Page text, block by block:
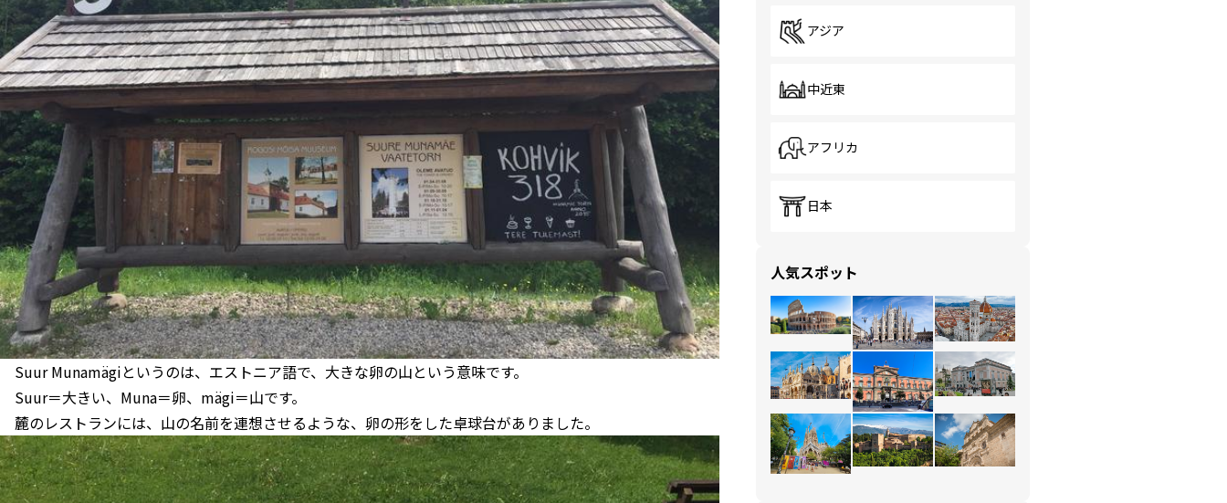
Suur Munamägiというのは、エストニア語で、大きな卵の山という意味です。
Suur＝大きい、Muna＝卵、mägi＝山です。
麓のレストランには、山の名前を連想させるような、卵の形をした卓球台がありました。
アジア
中近東
アフリカ
日本
人気スポット